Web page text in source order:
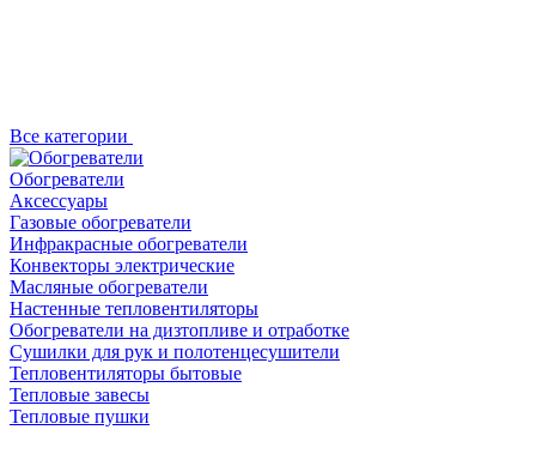
Все категории
Обогреватели
Аксессуары
Газовые обогреватели
Инфракрасные обогреватели
Конвекторы электрические
Масляные обогреватели
Настенные тепловентиляторы
Обогреватели на дизтопливе и отработке
Сушилки для рук и полотенцесушители
Тепловентиляторы бытовые
Тепловые завесы
Тепловые пушки